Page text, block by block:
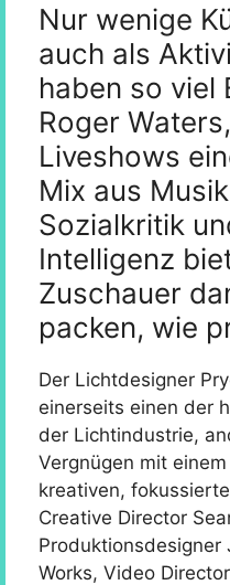
Nur wenige
auch als
haben so viel
Roger
Liveshows
Mix aus
Sozialkritik
Intelligenz
Zuschauer
packen, wie
Der Lichtdesigner
einerseits einen der
der Lichtindustrie,
Vergnügen mit
kreativen,
Creative Director
Produktionsdesigner
Works, Video